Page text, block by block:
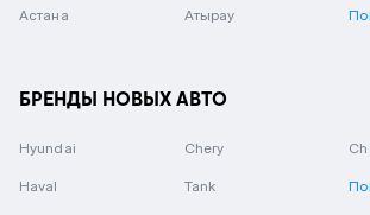
Астана Атырау
БРЕНДЫ НОВЫХ АВТО
Hyundai Chery
Haval Tank